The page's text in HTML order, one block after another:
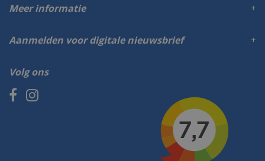
Volg ons
Meer informatie
Aanmelden voor digitale nieuwsbrief